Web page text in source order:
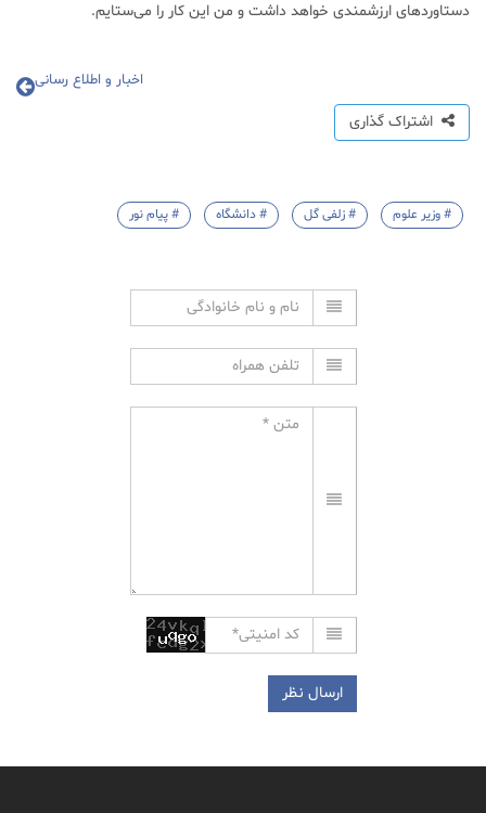
دستاورد‌های ارزشمندی خواهد داشت و من این کار را می‌ستایم.
اخبار و اطلاع رسانی
اشتراک گذاری
# وزیر علوم # زلفی گل # دانشگاه # پیام نور